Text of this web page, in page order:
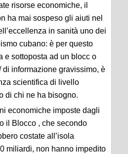
risorse economiche, il
ha mai sospeso gli aiuti nel
in sanità uno dei
cubano: è per questo
e sottoposta ad un blocc o
informazione gravissimo, è
scientifica di livello
di chi ne ha bisogno.
economiche imposte dagli
il Blocco , che secondo
costate all’isola
miliardi, non hanno impedito